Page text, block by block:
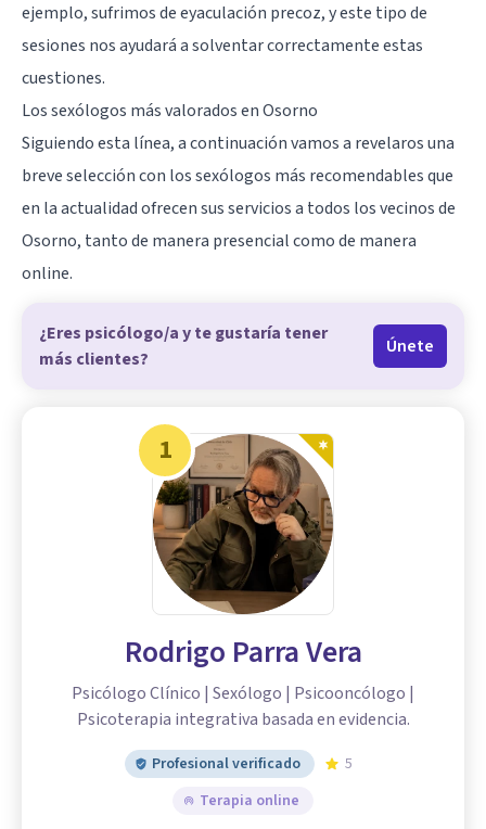
ejemplo, sufrimos de eyaculación precoz, y este tipo de
sesiones nos ayudará a solventar correctamente estas
cuestiones.
Los sexólogos más valorados en Osorno
Siguiendo esta línea, a continuación vamos a revelaros una
breve selección con los sexólogos más recomendables que
en la actualidad ofrecen sus servicios a todos los vecinos de
Osorno, tanto de manera presencial como de manera
online.
¿Eres psicólogo/a y te gustaría tener
más clientes?
Únete
1
Rodrigo Parra Vera
Psicólogo Clínico | Sexólogo | Psicooncólogo |
Psicoterapia integrativa basada en evidencia.
Profesional verificado
5
Terapia online